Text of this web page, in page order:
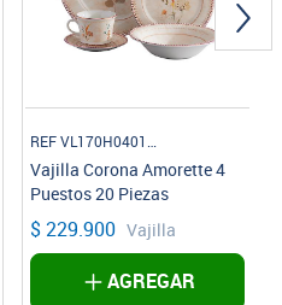
Vajilla Corona Amorette 4
Puestos 20 Piezas
$ 229.900 Vajilla
AGREGAR